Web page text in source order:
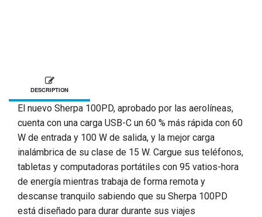
DESCRIPTION
El nuevo Sherpa 100PD, aprobado por las aerolíneas,
cuenta con una carga USB-C un 60 % más rápida con 60
W de entrada y 100 W de salida, y la mejor carga
inalámbrica de su clase de 15 W. Cargue sus teléfonos,
tabletas y computadoras portátiles con 95 vatios-hora
de energía mientras trabaja de forma remota y
descanse tranquilo sabiendo que su Sherpa 100PD
está diseñado para durar durante sus viajes